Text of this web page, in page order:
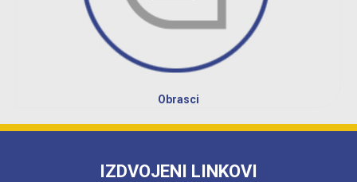
Obrasci
IZDVOJENI LINKOVI